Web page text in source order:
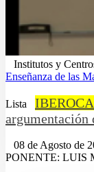
Institutos y
Enseñanza de las
Lista
argumentación
08 de Agosto de
PONENTE: LUIS